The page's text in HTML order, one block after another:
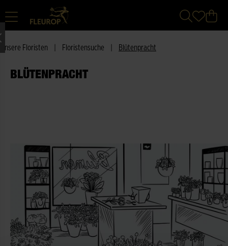
Unsere Floristen Floristensuche Blütenpracht
BLÜTENPRACHT